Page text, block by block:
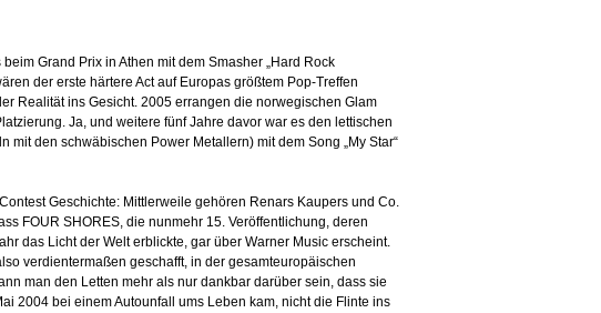
Grand Prix in Athen mit dem Smasher „Hard Rock
der erste härtere Act auf Europas größtem Pop-Treffen
Realität ins Gesicht. 2005 errangen die norwegischen Glam
Ja, und weitere fünf Jahre davor war es den lettischen
den schwäbischen Power Metallern) mit dem Song „My Star“
Geschichte: Mittlerweile gehören Renars Kaupers und Co.
FOUR SHORES, die nunmehr 15. Veröffentlichung, deren
das Licht der Welt erblickte, gar über Warner Music erscheint.
verdientermaßen geschafft, in der gesamteuropäischen
man den Letten mehr als nur dankbar darüber sein, dass sie
2004 bei einem Autounfall ums Leben kam, nicht die Flinte ins